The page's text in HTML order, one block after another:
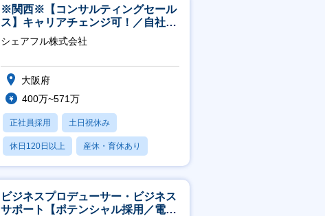
※関西※【コンサルティングセール
ス】キャリアチェンジ可！／自社サ
ービス『シェアフル』の営業
シェアフル株式会社
大阪府
400万~571万
正社員採用 土日祝休み
休日120日以上 産休・育休あり
賞与あり
ビジネスプロデューサー・ビジネス
サポート【ポテンシャル採用／電